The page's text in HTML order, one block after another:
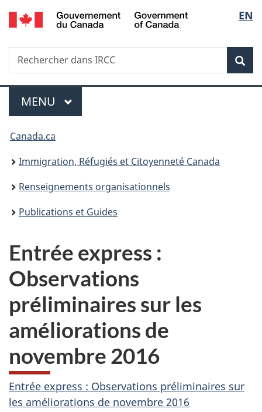
Passer
au
Passer
au
Passer
à
du
Passer
à
simplifiée
de
la
EN
Recherche
Rechercher
dans
Menu
MENU PRINCIPAL
Vous
êtes
ici :
Canada.ca
Immigration, Réfugiés et Citoyenneté Canada
Renseignements organisationnels
Publications et Guides
Entrée express :
Observations
préliminaires sur les
améliorations de
novembre 2016
Entrée express : Observations préliminaires sur
les améliorations de novembre 2016